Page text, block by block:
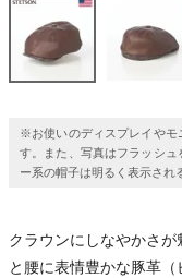
※お使いのディスプレイやモ
す。また、写真はフラッシ
ー系の帽子は明るく表示され
クラウンにしなやかさ
と腰に表情豊かな豚革